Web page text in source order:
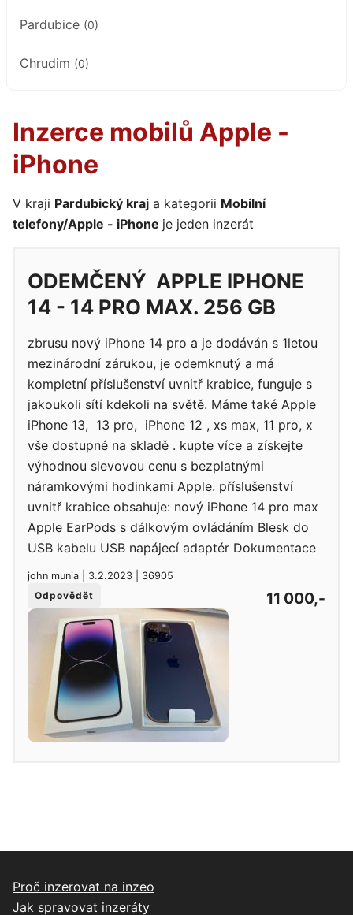
Pardubice (0)
Chrudim (0)
Inzerce mobilů Apple -
iPhone
V kraji Pardubický kraj a kategorii Mobilní
telefony/Apple - iPhone je jeden inzerát
ODEMČENÝ APPLE IPHONE
14 - 14 PRO MAX. 256 GB
zbrusu nový iPhone 14 pro a je dodáván s 1letou
mezinárodní zárukou, je odemknutý a má
kompletní příslušenství uvnitř krabice, funguje s
jakoukoli sítí kdekoli na světě. Máme také Apple
iPhone 13, 13 pro, iPhone 12 , xs max, 11 pro, x
vše dostupné na skladě . kupte více a získejte
výhodnou slevovou cenu s bezplatnými
náramkovými hodinkami Apple. příslušenství
uvnitř krabice obsahuje: nový iPhone 14 pro max
Apple EarPods s dálkovým ovládáním Blesk do
USB kabelu USB napájecí adaptér Dokumentace
john munia | 3.2.2023 | 36905
Odpovědět
11 000,-
Proč inzerovat na inzeo
Jak spravovat inzeráty